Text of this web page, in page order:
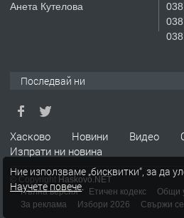
апартамент
Училищни,
Анета Кутелова
Последвай ни
Хасково Новини Видео
Изпрати ни новина
© Copyright Haskovo.NET
Пълна версия
Етичен кодекс Общи
За реклама
Избори 2026 Свържи
Ние използваме „бисквитки“, за да
Научете повече.